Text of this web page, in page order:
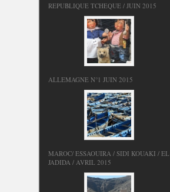
REPUBLIQUE TCHEQUE / JUIN 2015
ALLEMAGNE N°1 JUIN 2015
MAROC/ ESSAOUIRA / SIDI KOUAKI / EL
JADIDA / AVRIL 2015